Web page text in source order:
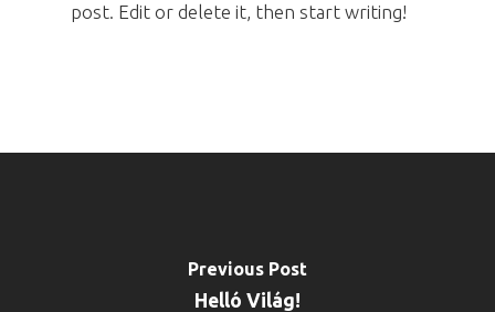
post. Edit or delete it, then start writing!
Previous Post
Helló Világ!